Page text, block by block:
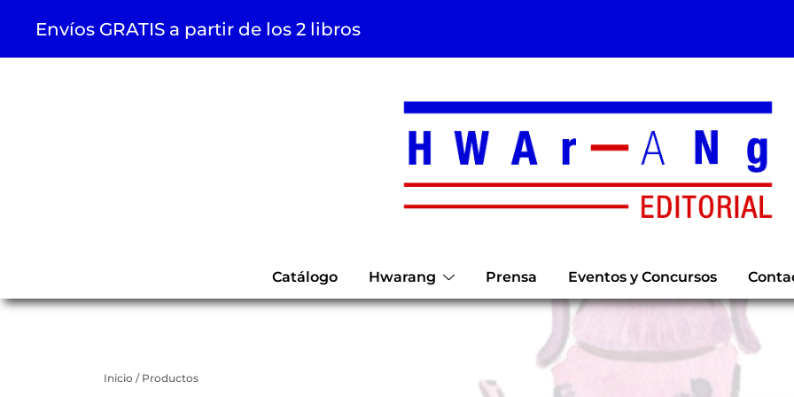
Envíos GRATIS a partir de los 2 libros
Catálogo Hwarang Prensa Eventos y Concursos
Inicio / Productos